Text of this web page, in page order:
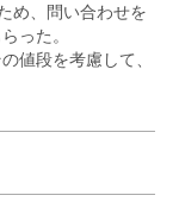
め、問い合わせを
った。
値段を考慮して、